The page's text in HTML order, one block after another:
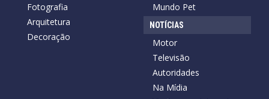
Fotografia
Arquitetura
Decoração
Mundo Pet
NOTÍCIAS
Motor
Televisão
Autoridades
Na Mídia